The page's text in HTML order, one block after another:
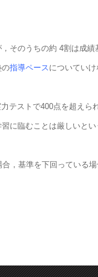
のうちの約 4割は成
の指導ペースについてい
テストで400点を超えら
臨むことは厳しいと
，基準を下回っている